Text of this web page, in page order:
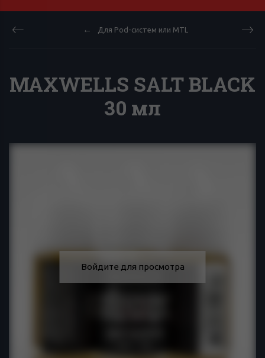
Для Pod-систем или MTL
MAXWELLS SALT BLACK
30 мл
Войдите для просмотра